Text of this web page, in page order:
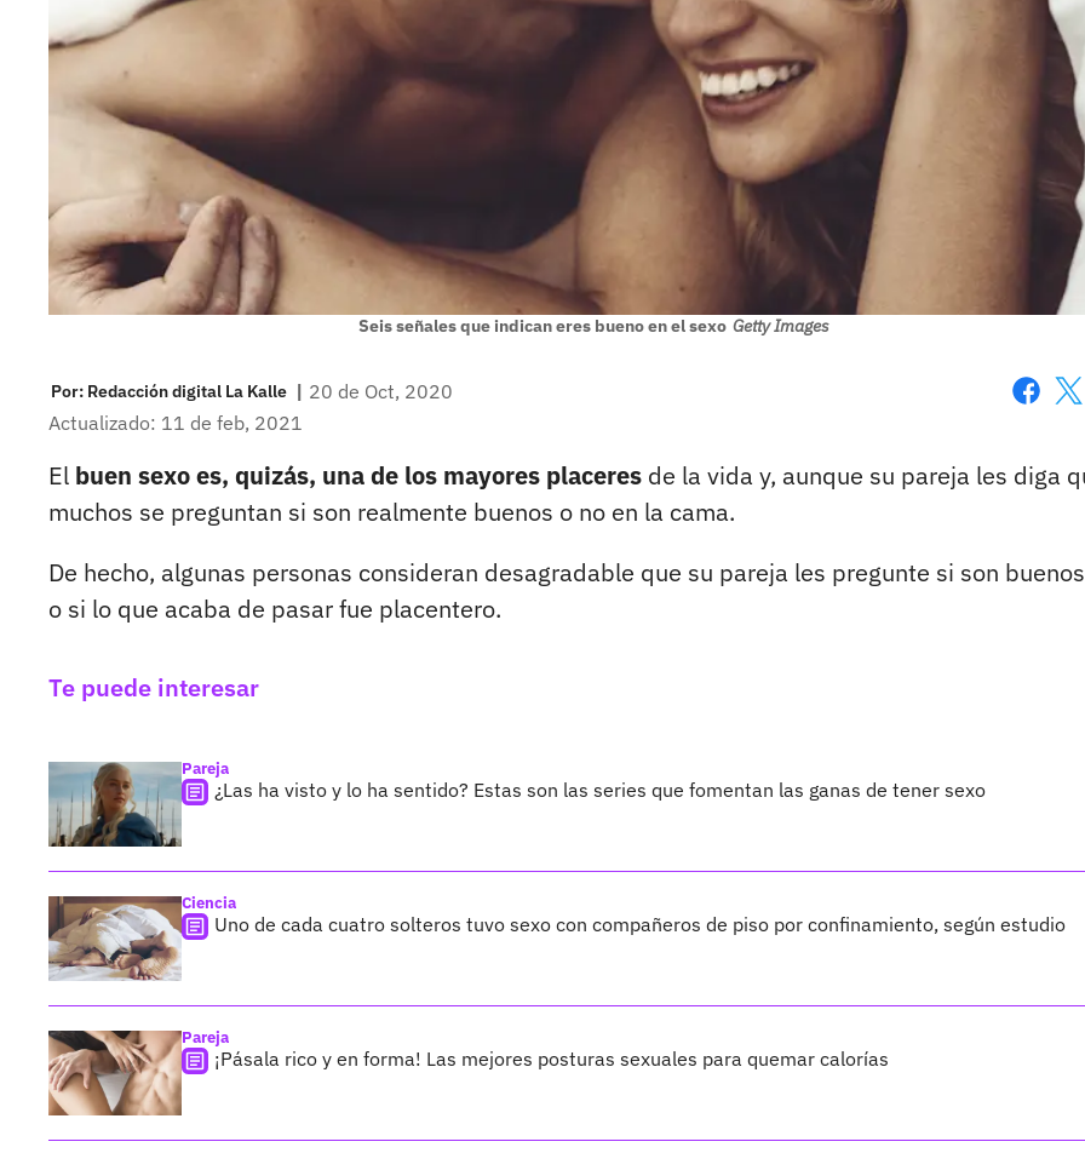
Seis señales que indican eres bueno en el sexo Getty Images
Por: Redacción digital La Kalle | 20 de Oct, 2020
Actualizado: 11 de feb, 2021
El buen sexo es, quizás, una de los mayores placeres de la vida y, aunque su pareja les diga
muchos se preguntan si son realmente buenos o no en la cama.
De hecho, algunas personas consideran desagradable que su pareja les pregunte si son
o si lo que acaba de pasar fue placentero.
Te puede interesar
Pareja
¿Las ha visto y lo ha sentido? Estas son las series que fomentan las ganas de tener sexo
Ciencia
Uno de cada cuatro solteros tuvo sexo con compañeros de piso por confinamiento, según estudio
Pareja
¡Pásala rico y en forma! Las mejores posturas sexuales para quemar calorías